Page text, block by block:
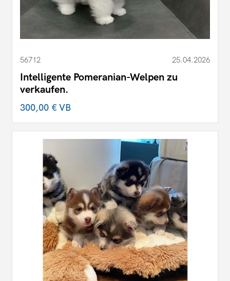
56712 25.04.2026
Intelligente Pomeranian-Welpen zu
verkaufen.
300,00 €VB